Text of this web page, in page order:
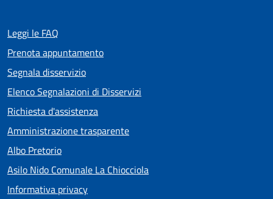
Leggi le FAQ
Prenota appuntamento
Segnala disservizio
Elenco Segnalazioni di Disservizi
Richiesta d'assistenza
Amministrazione trasparente
Albo Pretorio
Asilo Nido Comunale La Chiocciola
Informativa privacy